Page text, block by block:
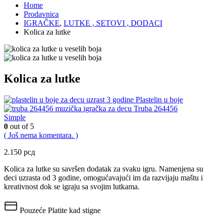
Home
Prodavnica
IGRAČKE, LUTKE , SETOVI , DODACI
Kolica za lutke
Kolica za lutke
Plastelin u boje
Truba 264456
Simple
0 out of 5
( Još nema komentara. )
2.150 рсд
Kolica za lutke su savršen dodatak za svaku igru. Namenjena su
deci uzrasta od 3 godine, omogućavajući im da razvijaju maštu i
kreativnost dok se igraju sa svojim lutkama.
Pouzeće Platite kad stigne